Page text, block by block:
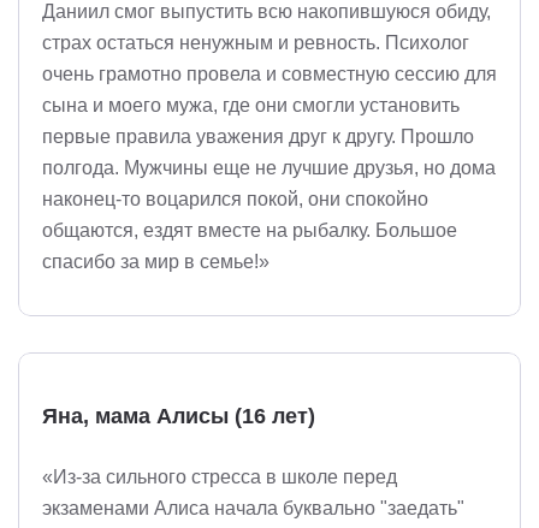
Даниил смог выпустить всю накопившуюся обиду,
страх остаться ненужным и ревность. Психолог
очень грамотно провела и совместную сессию для
сына и моего мужа, где они смогли установить
первые правила уважения друг к другу. Прошло
полгода. Мужчины еще не лучшие друзья, но дома
наконец-то воцарился покой, они спокойно
общаются, ездят вместе на рыбалку. Большое
спасибо за мир в семье!»
Яна, мама Алисы (16 лет)
«Из-за сильного стресса в школе перед
экзаменами Алиса начала буквально "заедать"